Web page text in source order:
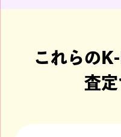
これらの
査